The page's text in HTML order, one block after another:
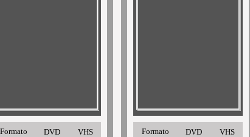
Formato DVD VHS Formato DVD VHS